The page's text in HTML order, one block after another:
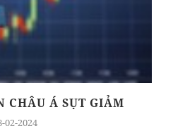
CHÂU Á SỤT GIẢM
02-2024